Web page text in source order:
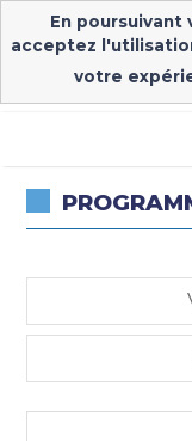
Inscription &
En poursuivant
acceptez
votre